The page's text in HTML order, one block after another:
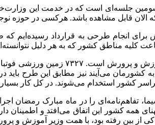
جلسه‌ای است که در خدمت این
الان قابل مشاهده باشد. هرکسی در حوزه
برای انجام طرحی به قرارداد
کلیه مناطق کشور که به هر دلیل
تاج گفت: یکی از ابزار انجام
کشورمان می‌آیند نیز مطابق این طرح
کشور استخدام می‌شوند. در کل کار
تفاهم‌نامه‌ای را در ماه مبارک رمضان
همه کشور این اتفاق می‌افتد و اطمینان
از بین رفته بود، با همت وزیر آموزش و